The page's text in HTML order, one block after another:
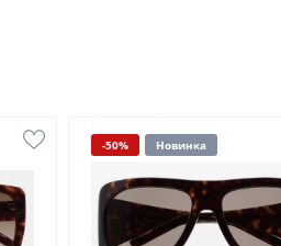
-50% Новинка